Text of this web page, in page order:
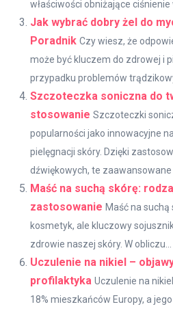
właściwości obniżające ciśnienie
Jak wybrać dobry żel do
Poradnik Czy wiesz, że
może być kluczem do zdrowej i
przypadku problemów
Szczoteczka soniczna do
stosowanie Szczoteczki
popularności jako innowacyjne
pielęgnacji skóry. Dzięki
dźwiękowych, te zaawansowane
Maść na suchą skórę:
zastosowanie Maść na suchą
kosmetyk, ale kluczowy
zdrowie naszej skóry. W obliczu...
Uczulenie na nikiel –
profilaktyka Uczulenie na
18% mieszkańców Europy, a